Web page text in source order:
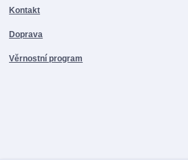
Kontakt
Doprava
Věrnostní program